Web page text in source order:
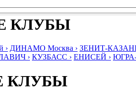
КЛУБЫ
› ДИНАМО Москва › ЗЕНИТ-
› КУЗБАСС › ЕНИСЕЙ ›
КЛУБЫ